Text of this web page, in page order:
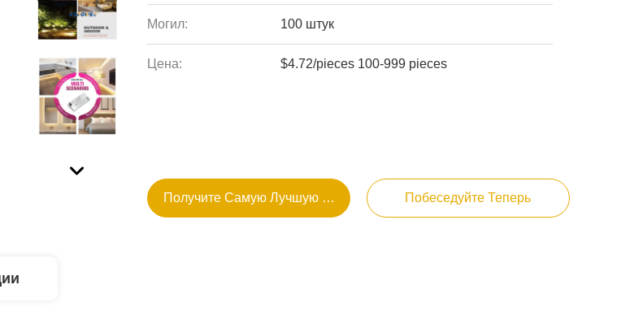
Могил: 100 штук
Цена: $4.72/pieces 100-999 pieces
Получите Самую Лучшую Цену Побеседуйте Теперь